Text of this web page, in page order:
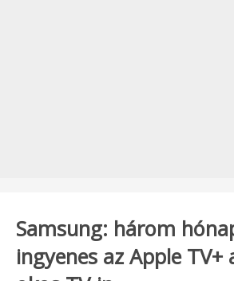
Samsung: három
ingyenes az Apple TV+